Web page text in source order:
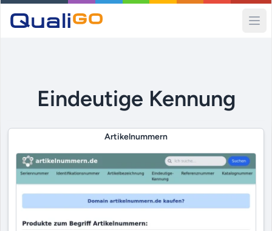
Eindeutige Kennung
Artikelnummern